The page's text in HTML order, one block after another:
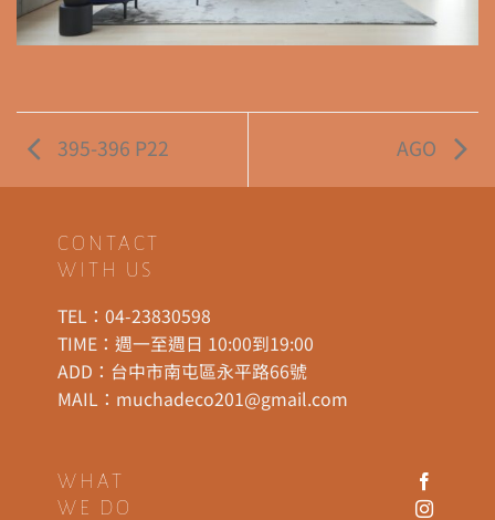
395-396 P22 AGO
CONTACT
WITH US
TEL：04-23830598
TIME：週一至週日 10:00到19:00
ADD： 台中市南屯區永平路66號
MAIL： muchadeco201@gmail.com
WHAT
WE DO